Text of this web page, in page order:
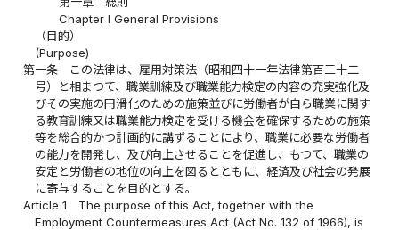
Chapter I General Provisions
（目的）
(Purpose)
第一条
この法律は、雇用対策法（昭和四十一年法律第百三十二
号）と相まつて、職業訓練及び職業能力検定の内容の充実強化及
びその実施の円滑化のための施策並びに労働者が自ら職業に関す
る教育訓練又は職業能力検定を受ける機会を確保するための施策
等を総合的かつ計画的に講ずることにより、職業に必要な労働者
の能力を開発し、及び向上させることを促進し、もつて、職業の
安定と労働者の地位の向上を図るとともに、経済及び社会の発展
に寄与することを目的とする。
Article 1
The purpose of this Act, together with the
Employment Countermeasures Act (Act No. 132 of 1966), is